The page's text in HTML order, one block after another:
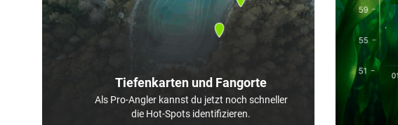
Tiefenkarten und Fangorte
Als Pro-Angler kannst du jetzt noch schneller
die Hot-Spots identifizieren.